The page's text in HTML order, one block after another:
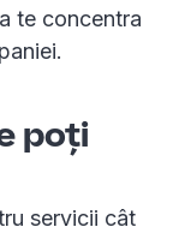
te concentra
poți
servicii cât